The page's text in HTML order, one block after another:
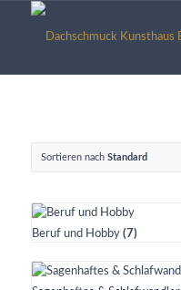
Sortieren nach Standard
Beruf und Hobby (7)